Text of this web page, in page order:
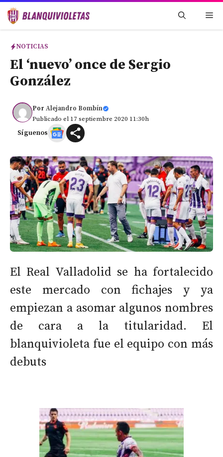
Saltar
NOTICIAS
El ‘nuevo’ once de Sergio
González
Por Alejandro Bombín
Publicado el 17 septiembre 2020 11:30h
Síguenos
El Real Valladolid se ha fortalecido
este mercado con fichajes y ya
empiezan a asomar algunos nombres
de cara a la titularidad. El
blanquivioleta fue el equipo con más
debuts